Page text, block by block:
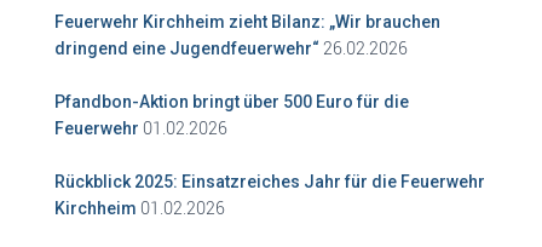
Feuerwehr Kirchheim zieht Bilanz: „Wir brauchen
dringend eine Jugendfeuerwehr“ 26.02.2026
Pfandbon-Aktion bringt über 500 Euro für die
Feuerwehr 01.02.2026
Rückblick 2025: Einsatzreiches Jahr für die Feuerwehr
Kirchheim 01.02.2026